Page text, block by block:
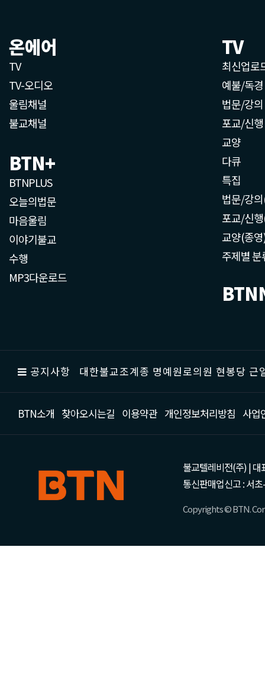
온에어
TV
TV-오디오
울림채널
불교채널
BTN+
BTNPLUS
오늘의법문
마음울림
이야기불교
수행
MP3다운로드
TV
최신업로
예불/독경
법문/강의
포교/신행
교양
다큐
특집
법문/강
포교/신
교양(종
주제별 분
공지사항 대한불교조계종 명예원로의원 현봉당
BTN소개 찾아오시는길 이용약관 개인정보처리방침 사업
불교텔레비전(주) | 대
통신판매업신고 : 서
Copyrights © BTN.